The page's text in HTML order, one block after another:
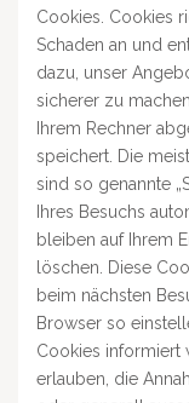
Cookies. Cookies
Schaden an und
dazu, unser
sicherer zu
Ihrem Rechner
speichert. Die
sind so genannte
Ihres Besuchs
bleiben auf Ihrem
löschen. Diese
beim nächsten
Browser so
Cookies informiert
erlauben, die